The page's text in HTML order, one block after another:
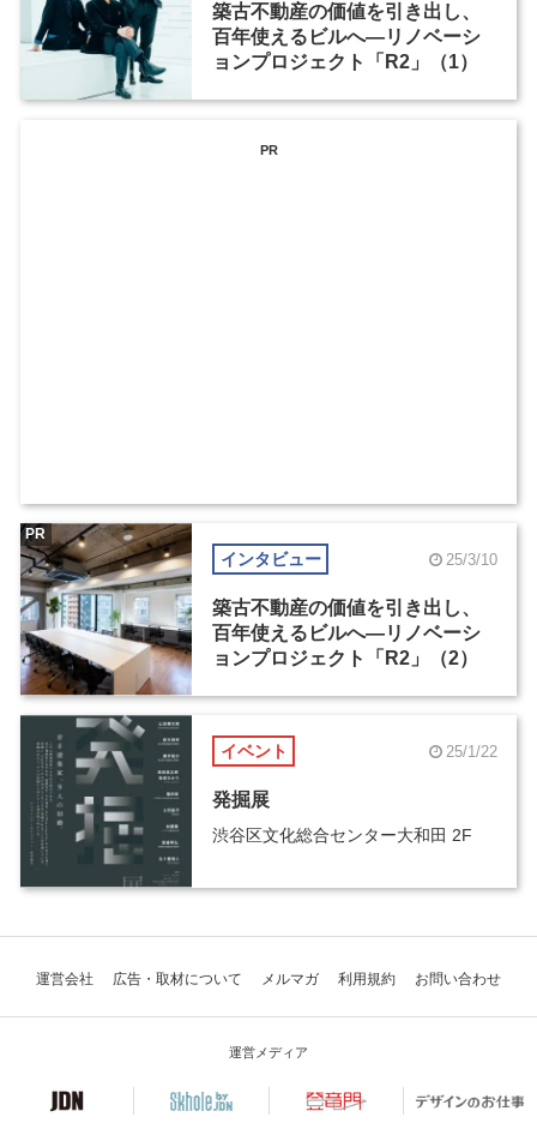
築古不動産の価値を引き出し、
百年使えるビルへ―リノベーシ
ョンプロジェクト「R2」（1）
PR
インタビュー 25/3/10
築古不動産の価値を引き出し、
百年使えるビルへ―リノベーシ
ョンプロジェクト「R2」（2）
PR
イベント 25/1/22
発掘展
渋谷区文化総合センター大和田 2F
運営会社 広告・取材について メルマガ 利用規約 お問い合わせ
運営メディア